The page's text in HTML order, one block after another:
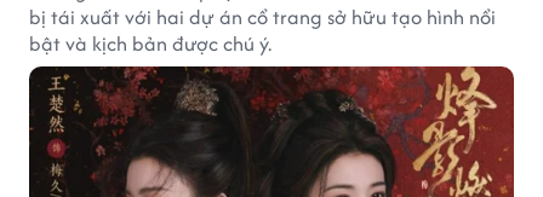
bị tái xuất với hai dự án cổ trang sở hữu tạo hình nổi
bật và kịch bản được chú ý.